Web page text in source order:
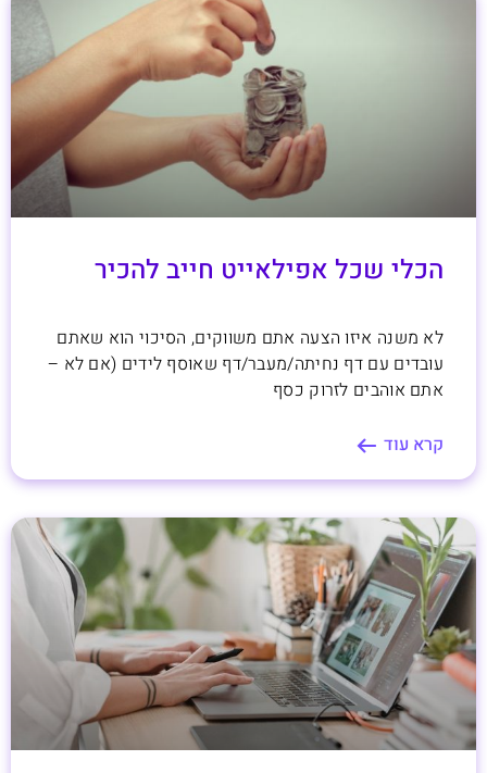
הכלי שכל אפילאייט חייב להכיר
לא משנה איזו הצעה אתם משווקים, הסיכוי הוא שאתם
עובדים עם דף נחיתה/מעבר/דף שאוסף לידים (אם לא –
אתם אוהבים לזרוק כסף
קרא עוד